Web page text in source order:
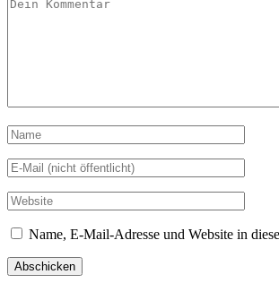
Name, E-Mail-Adresse und Website in